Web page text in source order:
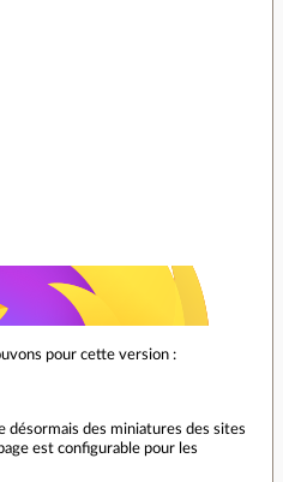
pour cette version :
désormais des miniatures des sites
est configurable pour les